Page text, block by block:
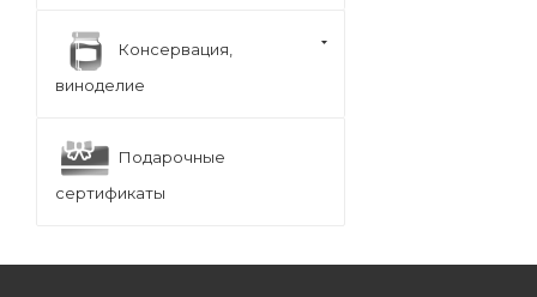
Консервация,
виноделие
Подарочные
сертификаты